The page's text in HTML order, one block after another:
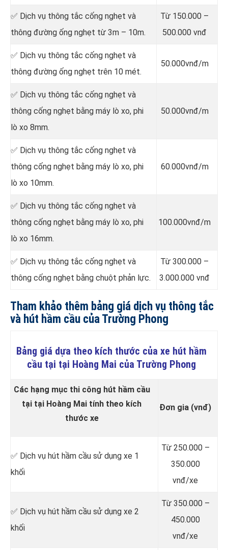
✅ Dịch vụ thông tắc cống nghẹt và
thông đường ống nghẹt từ 3m – 10m.
Từ 150.000 –
500.000 vnđ
✅ Dịch vụ thông tắc cống nghẹt và
thông đường ống nghẹt trên 10 mét.
50.000vnđ/m
✅ Dịch vụ thông tắc cống nghẹt và
thông cống nghẹt bằng máy lò xo, phi
lò xo 8mm.
50.000vnđ/m
✅ Dịch vụ thông tắc cống nghẹt và
thông cống nghẹt bằng máy lò xo, phi
lò xo 10mm.
60.000vnđ/m
✅ Dịch vụ thông tắc cống nghẹt và
thông cống nghẹt bằng máy lò xo, phi
lò xo 16mm.
100.000vnđ/m
✅ Dịch vụ thông tắc cống nghẹt và
thông cống nghẹt bằng chuột phản lực.
Từ 300.000 –
3.000.000 vnđ
Tham khảo thêm bảng giá dịch vụ thông tắc
và hút hầm cầu của Trường Phong
Bảng giá dựa theo kích thước của xe hút hầm
cầu tại tại Hoàng Mai của Trường Phong
Các hạng mục thi công hút hầm cầu
tại tại Hoàng Mai tính theo kích
thước xe
Đơn gia (vnđ)
✅ Dịch vụ hút hầm cầu sử dụng xe 1
khối
Từ 250.000 –
350.000
vnđ/xe
✅ Dịch vụ hút hầm cầu sử dụng xe 2
khối
Từ 350.000 –
450.000
vnđ/xe